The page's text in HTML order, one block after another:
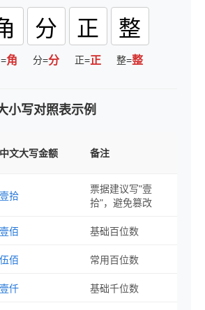
角
分
分=分
正
正=正
整
整=整
小写对照表示例
中文大写金额 备注
壹拾
票据建议写"壹
拾"，避免篡改
壹佰 基础百位数
伍佰 常用百位数
壹仟 基础千位数